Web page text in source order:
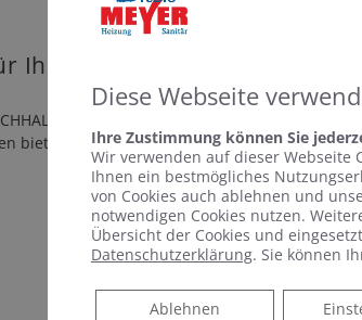
Ihr Private Spa | Kaldewei
STAHL-EMAILLE SCHMEICHELN
bietet…
Diese Webseite
Ihre Zustimmung können Sie
Wir verwenden auf dieser Webseite
Ihnen ein bestmögliches
von Cookies auch ablehnen und
notwendigen Cookies nutzen.
Übersicht der Cookies und
Datenschutzerklärung. Sie können
Ablehnen
Ablehnen